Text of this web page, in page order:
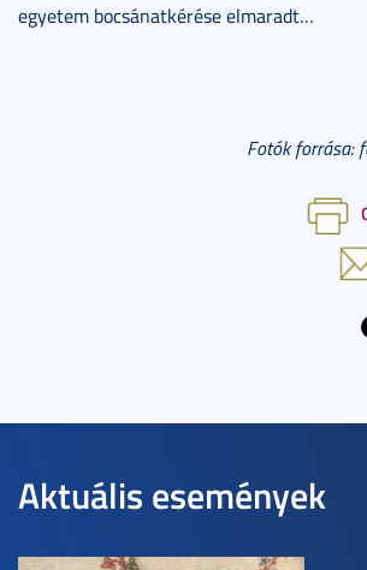
egyetem bocsánatkérése elmaradt…
Fotók forrása:
Aktuális események